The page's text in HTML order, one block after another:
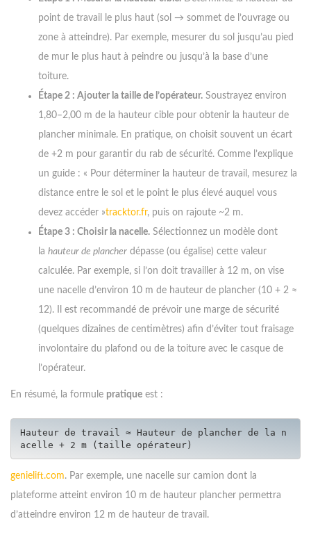
point de travail le plus haut (sol → sommet de l’ouvrage ou
zone à atteindre). Par exemple, mesurer du sol jusqu’au pied
de mur le plus haut à peindre ou jusqu’à la base d’une
toiture.
Étape 2 : Ajouter la taille de l’opérateur. Soustrayez environ
1,80–2,00 m de la hauteur cible pour obtenir la hauteur de
plancher minimale. En pratique, on choisit souvent un écart
de +2 m pour garantir du rab de sécurité. Comme l’explique
un guide : « Pour déterminer la hauteur de travail, mesurez la
distance entre le sol et le point le plus élevé auquel vous
devez accéder »tracktor.fr, puis on rajoute ~2 m.
Étape 3 : Choisir la nacelle. Sélectionnez un modèle dont
la hauteur de plancher dépasse (ou égalise) cette valeur
calculée. Par exemple, si l’on doit travailler à 12 m, on vise
une nacelle d’environ 10 m de hauteur de plancher (10 + 2 ≈
12). Il est recommandé de prévoir une marge de sécurité
(quelques dizaines de centimètres) afin d’éviter tout fraisage
involontaire du plafond ou de la toiture avec le casque de
l’opérateur.
En résumé, la formule pratique est :
Hauteur de travail ≈ Hauteur de plancher de la n
genielift.com. Par exemple, une nacelle sur camion dont la
plateforme atteint environ 10 m de hauteur plancher permettra
d’atteindre environ 12 m de hauteur de travail.